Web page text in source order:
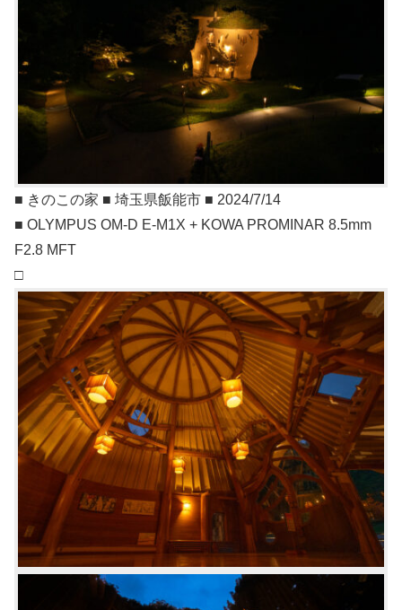
■ きのこの家 ■ 埼玉県飯能市 ■ 2024/7/14
■ OLYMPUS OM-D E-M1X + KOWA PROMINAR 8.5mm
F2.8 MFT
□